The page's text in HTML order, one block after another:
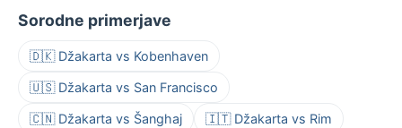
Sorodne primerjave
🇩🇰 Džakarta vs Kobenhaven
🇺🇸 Džakarta vs San Francisco
🇨🇳 Džakarta vs Šanghaj 🇮🇹 Džakarta vs Rim